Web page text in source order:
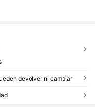
devolver ni cambiar